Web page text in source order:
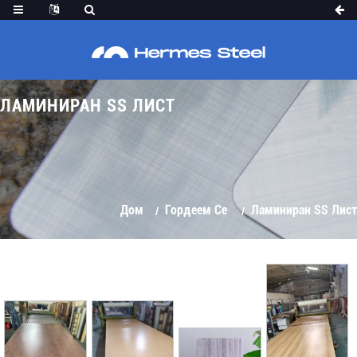
ЛАМИНИРАН SS ЛИСТ
Дом Гордеем Се Ламиниран SS Лист